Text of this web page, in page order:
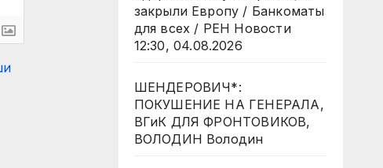
закрыли Европу / Банкоматы
для всех / РЕН Новости
12:30, 04.08.2026
ШЕНДЕРОВИЧ*:
ПОКУШЕНИЕ НА ГЕНЕРАЛА,
ВГиК ДЛЯ ФРОНТОВИКОВ,
ВОЛОДИН Володин